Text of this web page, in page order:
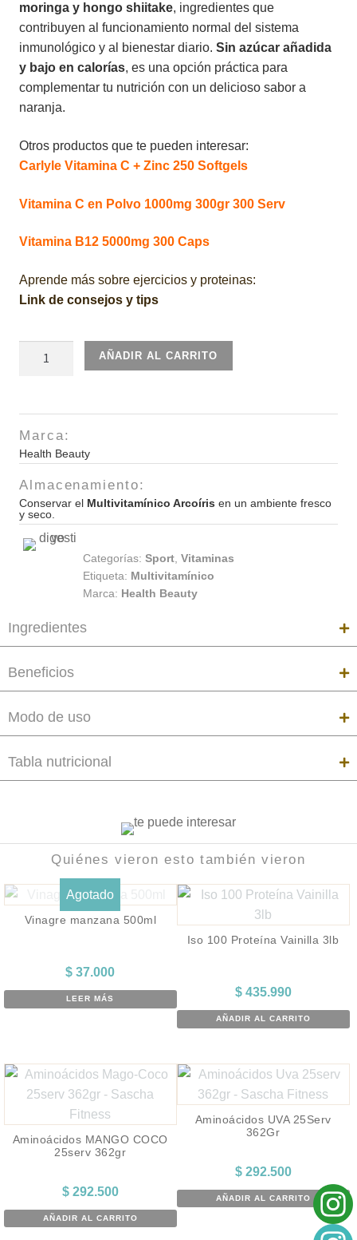
moringa y hongo shiitake, ingredientes que
contribuyen al funcionamiento normal del sistema
inmunológico y al bienestar diario. Sin azúcar añadida
y bajo en calorías, es una opción práctica para
complementar tu nutrición con un delicioso sabor a
naranja.
Otros productos que te pueden interesar:
Carlyle Vitamina C + Zinc 250 Softgels
Vitamina C en Polvo 1000mg 300gr 300 Serv
Vitamina B12 5000mg 300 Caps
Aprende más sobre ejercicios y proteinas:
Link de consejos y tips
Multivitamínico
cantidad
AÑADIR AL CARRITO
Marca:
Health Beauty
Almacenamiento:
Conservar el Multivitamínico Arcoíris en un ambiente fresco
y seco.
Categorías: Sport, Vitaminas
Etiqueta: Multivitamínico
Marca: Health Beauty
Ingredientes
Beneficios
Modo de uso
Tabla nutricional
Quiénes vieron esto también vieron
Agotado
Vinagre manzana 500ml
$ 37.000
LEER MÁS
Iso 100 Proteína Vainilla 3lb
$435.990
AÑADIR AL CARRITO
Aminoácidos MANGO COCO
25serv 362gr
$292.500
AÑADIR AL CARRITO
Aminoácidos UVA 25Serv
362Gr
$292.500
AÑADIR AL CARRITO